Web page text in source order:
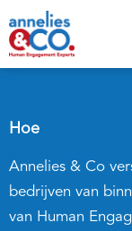
Hoe
Annelies & Co
bedrijven van
van Human